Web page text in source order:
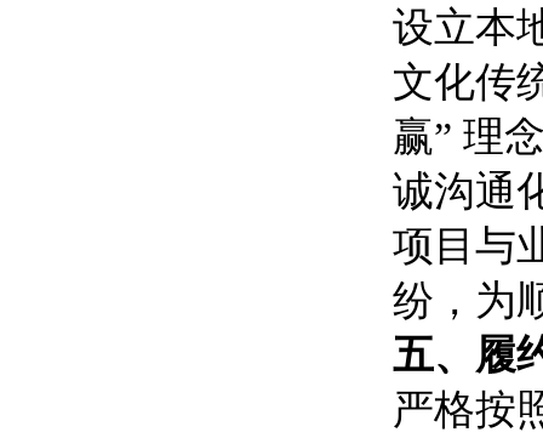
设立本
文化传
赢” 理
诚沟通
项目与
纷，为
五、履
严格按